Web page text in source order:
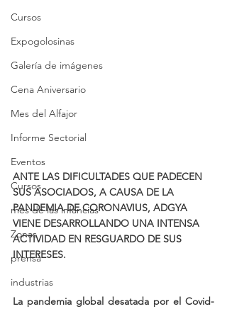
Cursos
Expogolosinas
Galería de imágenes
Cena Aniversario
Mes del Alfajor
Informe Sectorial
Eventos
Cursos
mes de las infancias
Zonas
prensa
industrias
ANTE LAS DIFICULTADES QUE PADECEN
SUS ASOCIADOS, A CAUSA DE LA
PANDEMIA DE CORONAVIUS, ADGYA
VIENE DESARROLLANDO UNA INTENSA
ACTIVIDAD EN RESGUARDO DE SUS
INTERESES.
La pandemia global desatada por el Covid-